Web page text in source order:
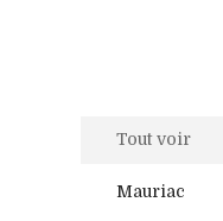
Tout voir
Mauriac